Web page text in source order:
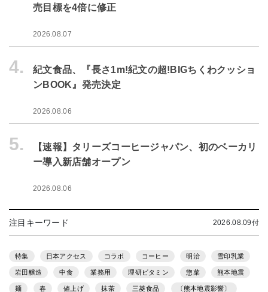
売目標を4倍に修正
2026.08.07
4.
紀文食品、『長さ1m!紀文の超!BIGちくわクッショ
ンBOOK』発売決定
2026.08.06
5.
【速報】タリーズコーヒージャパン、初のベーカリ
ー導入新店舗オープン
2026.08.06
注目キーワード 2026.08.09付
特集 日本アクセス コラボ コーヒー 明治 雪印乳業
岩田醸造 中食 業務用 理研ビタミン 惣菜 熊本地震
麺 春 値上げ 抹茶 三菱食品 〔熊本地震影響〕